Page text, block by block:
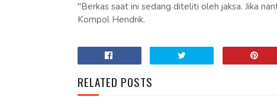
"Berkas saat ini sedang diteliti oleh jaksa. Jika
Kompol Hendrik.
RELATED POSTS